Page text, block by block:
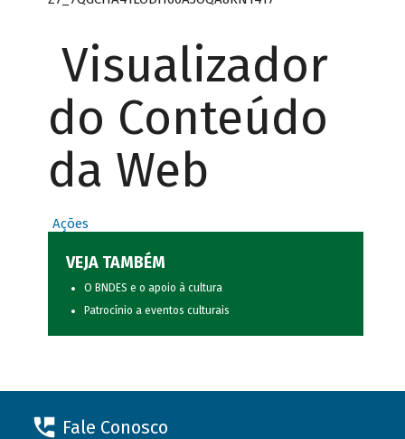
Visualizador
do Conteúdo
da Web
Ações
VEJA TAMBÉM
O BNDES e o apoio à cultura
Patrocínio a eventos culturais
Fale Conosco